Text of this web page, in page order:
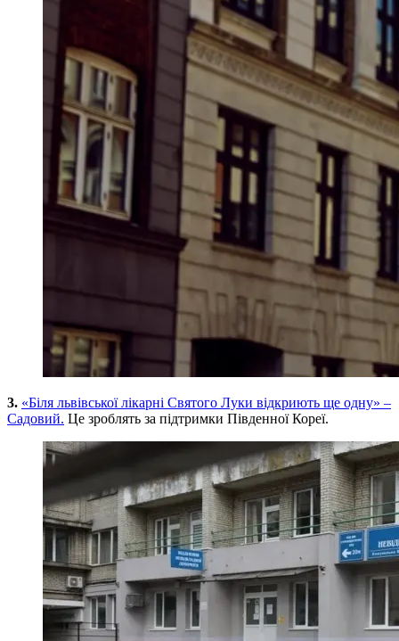
3. «Біля львівської лікарні Святого Луки відкриють ще одну» –
Садовий. Це зроблять за підтримки Південної Кореї.